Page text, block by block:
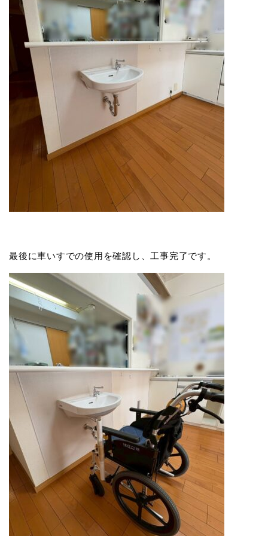
最後に車いすでの使用を確認し、工事完了です。